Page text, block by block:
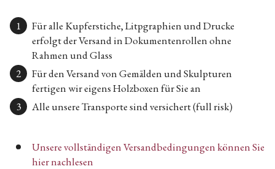
Für alle Kupferstiche, Litpgraphien und Drucke
erfolgt der Versand in Dokumentenrollen ohne
Rahmen und Glass
Für den Versand von Gemälden und Skulpturen
fertigen wir eigens Holzboxen für Sie an
Alle unsere Transporte sind versichert (full risk)
Unsere vollständigen Versandbedingungen können Sie
hier nachlesen